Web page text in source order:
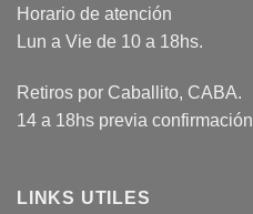
Horario de atención
Lun a Vie de 10 a 18hs.
Retiros por Caballito, CABA.
14 a 18hs previa confirmación
LINKS UTILES